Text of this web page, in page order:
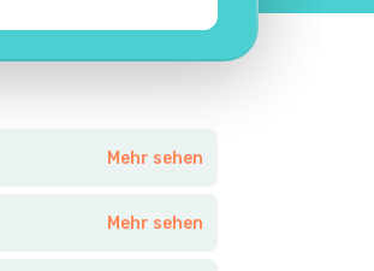
Mehr sehen
Mehr sehen